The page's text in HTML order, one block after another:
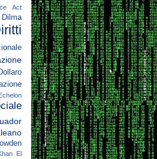
Act
Dilma
El